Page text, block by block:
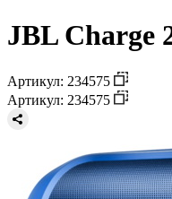
JBL Charge
Артикул: 234575
Артикул: 234575